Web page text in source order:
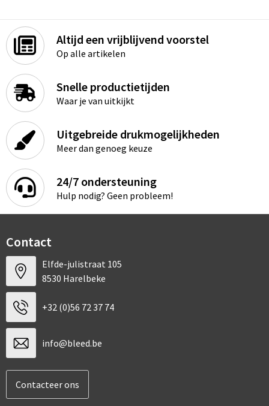
Altijd een vrijblijvend voorstel
Op alle artikelen
Snelle productietijden
Waar je van uitkijkt
Uitgebreide drukmogelijkheden
Meer dan genoeg keuze
24/7 ondersteuning
Hulp nodig? Geen probleem!
Contact
Elfde-julistraat 105
8530 Harelbeke
+32 (0)56 72 37 74
info@bleed.be
Contacteer ons